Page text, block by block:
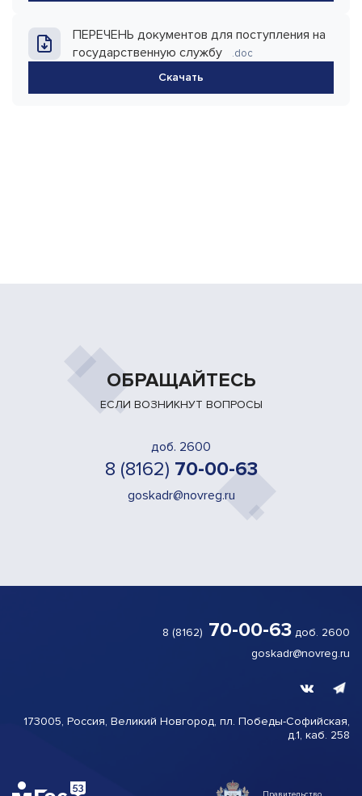
ПЕРЕЧЕНЬ документов для поступления на
государственную службу
.doc
Скачать
ОБРАЩАЙТЕСЬ
ЕСЛИ ВОЗНИКНУТ ВОПРОСЫ
доб. 2600
8 (8162) 70-00-63
goskadr@novreg.ru
8 (8162) 70-00-63 доб. 2600
goskadr@novreg.ru
173005, Россия, Великий Новгород, пл. Победы-Софийская,
д.1, каб. 258